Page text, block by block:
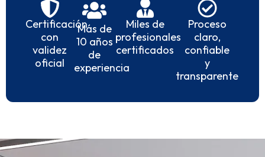
Certificación
con
validez
oficial
Más de
10 años
de
experiencia
Miles de
profesionales
certificados
Proceso
claro,
confiable
y
transparente